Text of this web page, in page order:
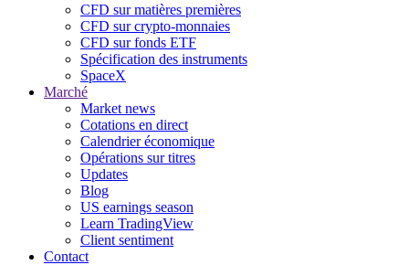
CFD sur matières premières
CFD sur crypto-monnaies
CFD sur fonds ETF
Spécification des instruments
SpaceX
Marché
Market news
Cotations en direct
Calendrier économique
Opérations sur titres
Updates
Blog
US earnings season
Learn TradingView
Client sentiment
Contact